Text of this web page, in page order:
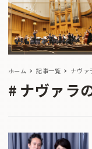
ホーム 記事一覧 ナヴァ
ナヴァラ